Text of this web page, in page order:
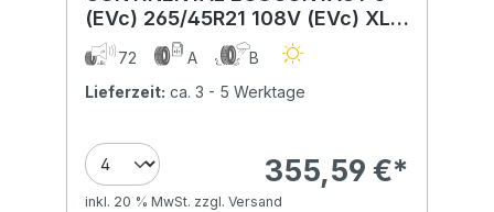
(EVc) 265/45R21 108V (EVc) XL
BSW
72 A
B
Lieferzeit: ca. 3 - 5 Werktage
355,59 €*
inkl. 20 % MwSt. zzgl. Versand